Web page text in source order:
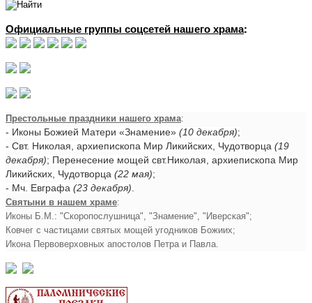
Официальные группы соцсетей нашего храма:
Престольные праздники нашего храма:
- Иконы Божией Матери «Знамение» (10 декабря);
- Свт. Николая, архиепископа Мир Ликийских, Чудотворца (19
декабря); Перенесение мощей свт.Николая, архиепископа Мир
Ликийских, Чудотворца (22 мая);
- Мч. Евграфа (23 декабря)
Святыни в нашем храме:
Иконы Б.М.: "Скоропослушница", "Знамение", "Иверская";
Ковчег с частицами святых мощей угодников Божиих;
Икона Первоверховных апостолов Петра и Павла.